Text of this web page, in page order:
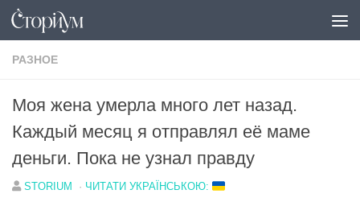
Под записью
РАЗНОЕ
Моя жена умерла много лет назад.
Каждый месяц я отправлял её маме
деньги. Пока не узнал правду
STORIUM · ЧИТАТИ УКРАЇНСЬКОЮ: